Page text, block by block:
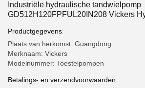
Industriële hydraulische tandwielpomp
GD512H120FPFUL20IN208 Vickers
Productgegevens
Plaats van herkomst: Guangdong
Merknaam: Vickers
Modelnummer: Toestelpompen
Betalings- en verzendvoorwaarden